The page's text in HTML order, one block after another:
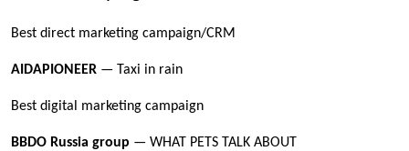
Best direct marketing campaign/CRM
AIDAPIONEER — Taxi in rain
Best digital marketing campaign
BBDO Russia group — WHAT PETS TALK ABOUT